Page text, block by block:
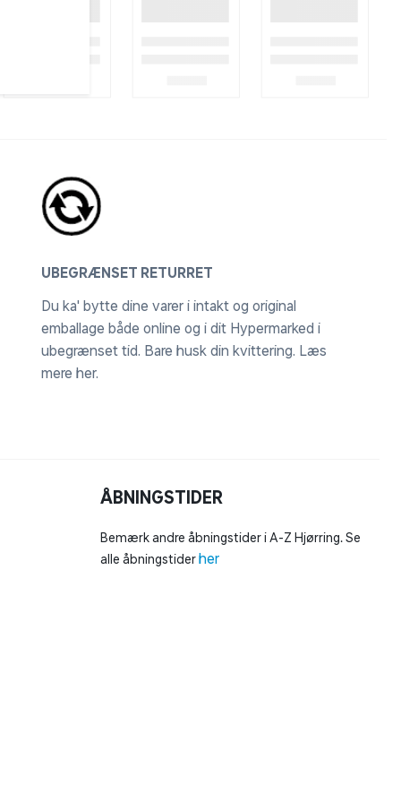
UBEGRÆNSET RETURRET
Du ka' bytte dine varer i intakt og original
emballage både online og i dit Hypermarked i
ubegrænset tid. Bare husk din kvittering. Læs
mere her.
ÅBNINGSTIDER
Bemærk andre åbningstider i A-Z Hjørring. Se
alle åbningstiderher